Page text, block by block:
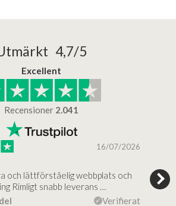
4,7/5
Excellent
Recensioner 2.041
16/07/2026
och lättförståelig webbplats och
Rimligt snabb leverans …
Verifierat
Jag